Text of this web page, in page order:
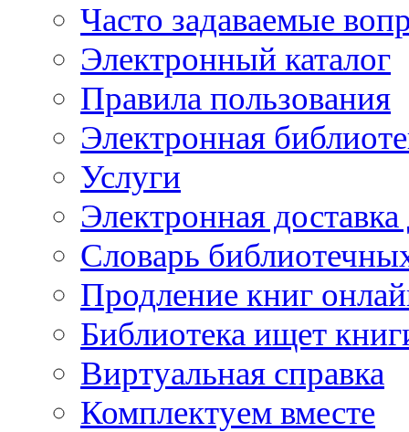
Часто задаваемые
Электронный каталог
Правила пользования
Электронная
Услуги
Электронная
Словарь
Продление книг
Библиотека ищет
Виртуальная справка
Комплектуем вместе